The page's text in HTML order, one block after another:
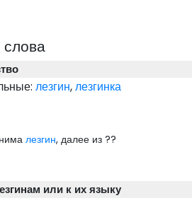
лезгин,лезгинка
лезгин, далее из ??
или к их языку